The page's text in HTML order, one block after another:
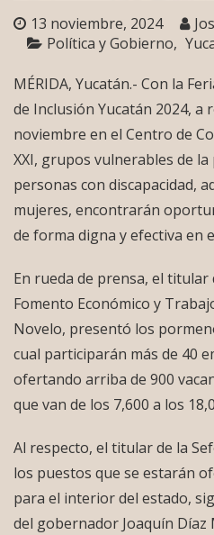
13 noviembre, 2024
Política y Gobierno
MÉRIDA, Yucatán.- Con la
de Inclusión Yucatán 2024, a
noviembre en el Centro de
XXI, grupos vulnerables de
personas con discapacidad,
mujeres, encontrarán
de forma digna y efectiva en
En rueda de prensa, el titular
Fomento Económico y
Novelo, presentó los
cual participarán más de 40
ofertando arriba de 900
que van de los 7,600 a los
Al respecto, el titular de la
los puestos que se estarán
para el interior del estado,
del gobernador Joaquín Díaz